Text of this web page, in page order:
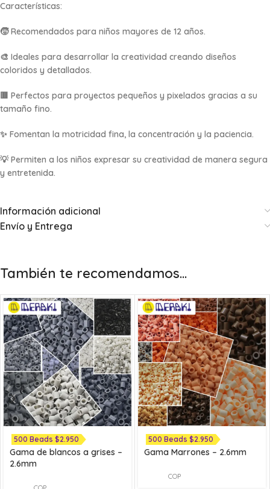
Características:
🧒 Recomendados para niños mayores de 12 años.
🎨 Ideales para desarrollar la creatividad creando diseños
coloridos y detallados.
🟥 Perfectos para proyectos pequeños y pixelados gracias a su
tamaño fino.
✨ Fomentan la motricidad fina, la concentración y la paciencia.
💡 Permiten a los niños expresar su creatividad de manera segura
y entretenida.
Información adicional
Envío y Entrega
También te recomendamos…
500 Beads $2.950
Gama de blancos a grises –
2.6mm
500 Beads $2.950
Gama Marrones – 2.6mm
COP